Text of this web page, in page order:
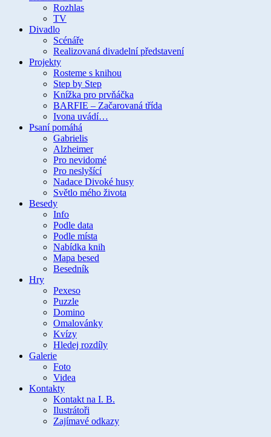
Rozhlas
TV
Divadlo
Scénáře
Realizovaná divadelní představení
Projekty
Rosteme s knihou
Step by Step
Knížka pro prvňáčka
BARFIE – Začarovaná třída
Ivona uvádí…
Psaní pomáhá
Gabrielis
Alzheimer
Pro nevidomé
Pro neslyšící
Nadace Divoké husy
Světlo mého života
Besedy
Info
Podle data
Podle místa
Nabídka knih
Mapa besed
Besedník
Hry
Pexeso
Puzzle
Domino
Omalovánky
Kvízy
Hledej rozdíly
Galerie
Foto
Videa
Kontakty
Kontakt na I. B.
Ilustrátoři
Zajímavé odkazy